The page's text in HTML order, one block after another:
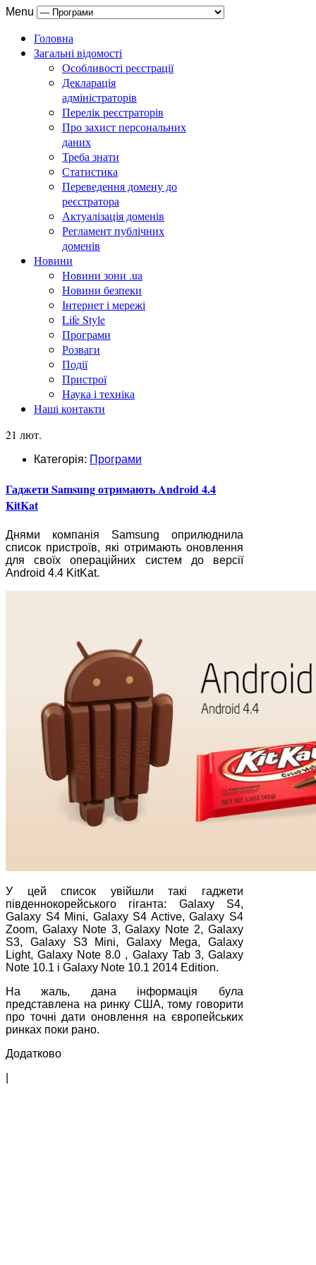
Menu
Головна
Загальні відомості
Особливості реєстрації
Декларація
адміністраторів
Перелік реєстраторів
Про захист персональних
даних
Треба знати
Статистика
Переведення домену до
реєстратора
Актуалізація доменів
Регламент публічних
доменів
Новини
Новини зони .ua
Новини безпеки
Інтернет і мережі
Life Style
Програми
Розваги
Події
Пристрої
Наука і техніка
Наші контакти
21 лют.
Категорія: Програми
Гаджети Samsung отримають Android 4.4
KitKat
Днями компанія Samsung оприлюднила
список пристроїв, які отримають оновлення
для своїх операційних систем до версії
Android 4.4 KitKat.
У цей список увійшли такі гаджети
південнокорейського гіганта: Galaxy S4,
Galaxy S4 Mini, Galaxy S4 Active, Galaxy S4
Zoom, Galaxy Note 3, Galaxy Note 2, Galaxy
S3, Galaxy S3 Mini, Galaxy Mega, Galaxy
Light, Galaxy Note 8.0 , Galaxy Tab 3, Galaxy
Note 10.1 і Galaxy Note 10.1 2014 Edition.
На жаль, дана інформація була
представлена на ринку США, тому говорити
про точні дати оновлення на європейських
ринках поки рано.
Додатково